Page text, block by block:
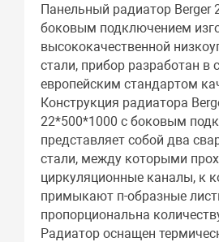
Панельный радиатор Berger
боковым подключением
высококачественной
стали, прибор разработан в
европейским стандартом
Конструкция радиатора
22*500*1000 с боковым
представляет собой два
стали, между которыми
циркуляционные каналы, к
примыкают п-образные
пропорциональна
Радиатор оснащен